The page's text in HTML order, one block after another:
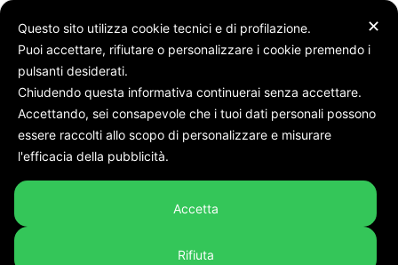
Buongiorno èTv video
✕
Questo sito utilizza cookie tecnici e di profilazione.
Puoi accettare, rifiutare o personalizzare i cookie premendo i
pulsanti desiderati.
Chiudendo questa informativa continuerai senza accettare.
Accettando, sei consapevole che i tuoi dati personali possono
essere raccolti allo scopo di personalizzare e misurare
l'efficacia della pubblicità.
Accetta
Rifiuta